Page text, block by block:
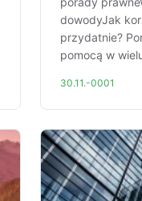
dowodyJak
przydatnie?
pomocą w
30.11.-0001